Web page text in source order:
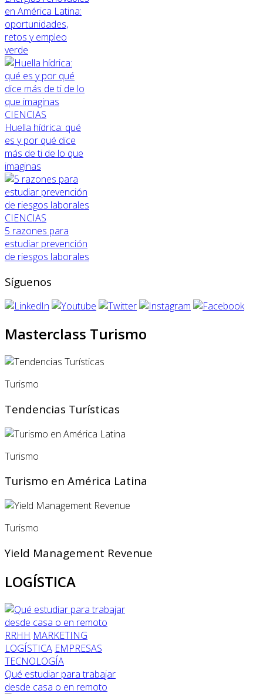
en América Latina:
oportunidades,
retos y empleo
verde
CIENCIAS
Huella hídrica: qué
es y por qué dice
más de ti de lo que
imaginas
CIENCIAS
5 razones para
estudiar prevención
de riesgos laborales
Síguenos
Masterclass Turismo
Turismo
Tendencias Turísticas
Turismo
Turismo en América Latina
Turismo
Yield Management Revenue
LOGÍSTICA
RRHH MARKETING
LOGÍSTICA EMPRESAS
TECNOLOGÍA
Qué estudiar para trabajar
desde casa o en remoto